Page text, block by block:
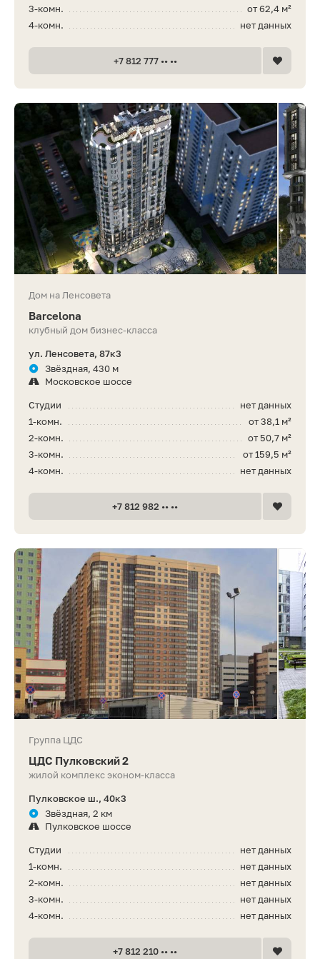
от 62,4 м²
3-комн.
нет данных
4-комн.
+7 812 777 •• ••
Дом на Ленсовета
Barcelona
клубный дом бизнес-класса
ул. Ленсовета, 87к3
Звёздная, 430 м
Московское шоссе
нет данных
Студии
от 38,1 м²
1-комн.
от 50,7 м²
2-комн.
от 159,5 м²
3-комн.
нет данных
4-комн.
+7 812 982 •• ••
Группа ЦДС
ЦДС Пулковский 2
жилой комплекс эконом-класса
Пулковское ш., 40к3
Звёздная, 2 км
Пулковское шоссе
нет данных
Студии
нет данных
1-комн.
нет данных
2-комн.
нет данных
3-комн.
нет данных
4-комн.
+7 812 210 •• ••